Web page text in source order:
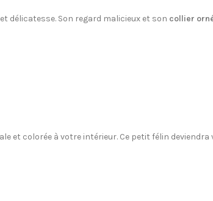
délicatesse. Son regard malicieux et son collier
et colorée à votre intérieur. Ce petit félin deviendra